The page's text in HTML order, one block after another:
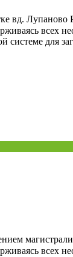
вд. Лупаново
всех
системе для
всех